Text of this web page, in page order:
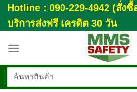
Skip
to
content
Hotline : 090-229-4942 (สั่ง
บริการส่งฟรี เครดิต 30 วัน
ค้นหา: